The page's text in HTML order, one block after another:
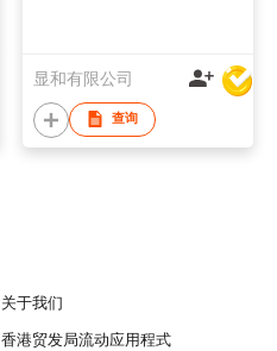
显和有限公司
查询
关于我们
香港贸发局流动应用程式